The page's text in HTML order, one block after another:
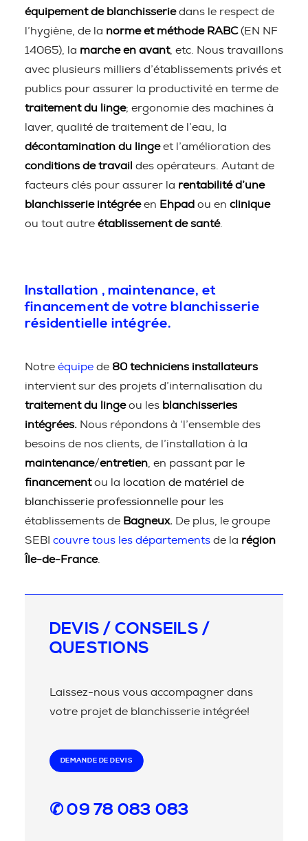
équipement de blanchisseriedans le respect de
l’hygiène, de la norme et méthode RABC(EN NF
14065), la marche en avant, etc. Nous travaillons
avec plusieurs milliers d’établissements privés et
publics pour assurer la productivité en terme de
traitement du linge; ergonomie des machines à
laver, qualité de traitement de l’eau, la
décontamination du lingeet l’amélioration des
conditions de travail des opérateurs. Autant de
facteurs clés pour assurer la rentabilité d’une
blanchisserie intégréeen Ehpad ou en clinique
ou tout autre établissement de santé.
Installation , maintenance, et
financement de votre blanchisserie
résidentielle intégrée.
Notre équipe de 80 techniciens installateurs
intervient sur des projets d’internalisation du
traitement du lingeou les blanchisseries
intégrées. Nous répondons à ‘l’ensemble des
besoins de nos clients, de l’installation à la
maintenance/entretien , en passant par le
financementou la location de matériel de
blanchisserie professionnelle pour les
établissements de Bagneux. De plus, le groupe
SEBI couvre tous les départements de la région
Île-de-France.
DEVIS / CONSEILS /
QUESTIONS
Laissez-nous vous accompagner dans
votre projet de blanchisserie intégrée!
DEMANDE DE DEVIS
✆ 09 78 083 083